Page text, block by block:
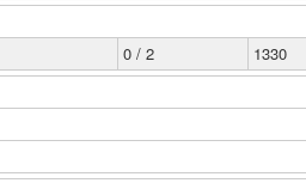
0 / 2 1330